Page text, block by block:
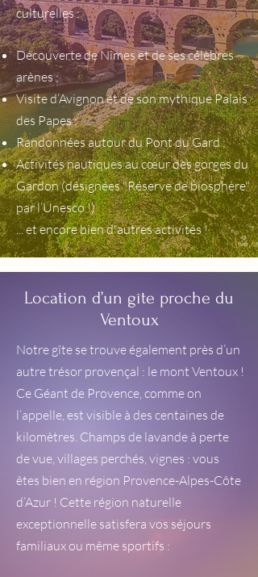
culturelles :
Découverte de Nîmes et de ses célèbres
arènes ;
Visite d’Avignon et de son mythique Palais
des Papes ;
Randonnées autour du Pont du Gard ;
Activités nautiques au cœur des gorges du
Gardon (désignées "Réserve de biosphère"
par l’Unesco !)
... et encore bien d'autres activités !
Location d’un gîte proche du
Ventoux
Notre gîte se trouve également près d’un
autre trésor provençal : le mont Ventoux !
Ce Géant de Provence, comme on
l’appelle, est visible à des centaines de
kilomètres. Champs de lavande à perte
de vue, villages perchés, vignes : vous
êtes bien en région Provence-Alpes-Côte
d’Azur ! Cette région naturelle
exceptionnelle satisfera vos séjours
familiaux ou même sportifs :